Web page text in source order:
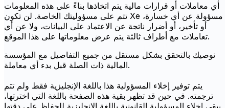
أي معاملات أو قرارات مالية يتم اتخاذها بناءً على هذه المعلومات
تتم على مسؤوليتك الخاصة. لن تكون Xe مسؤولة عن أي خسارة،
أو تأخير، أو أضرار ناتجة عن الاعتماد على البيانات، ولا عن أي
تعاملات مع أطراف ثالثة يتم عرض معلوماتها على هذا الموقع.
نوصيك بالتحقق بشكل مستقل من جميع التفاصيل مع المؤسسة
المالية ذات الصلة قبل بدء أي معاملة.
يتم توفير إخلاء المسؤولية هذا باللغة الإنجليزية فقط ولم تتم
ترجمته. في حين قد تظهر بقية هذه الصفحة باللغة التي اخترتها،